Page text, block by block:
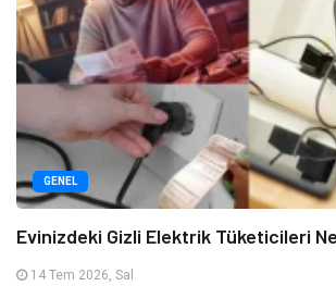
GENEL
Evinizdeki Gizli Elektrik Tüketicileri
14 Tem 2026, Sal